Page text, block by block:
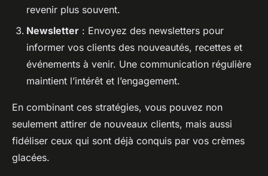
revenir plus souvent.
Newsletter : Envoyez des newsletters pour
informer vos clients des nouveautés, recettes et
événements à venir. Une communication régulière
maintient l’intérêt et l’engagement.
En combinant ces stratégies, vous pouvez non
seulement attirer de nouveaux clients, mais aussi
fidéliser ceux qui sont déjà conquis par vos crèmes
glacées.